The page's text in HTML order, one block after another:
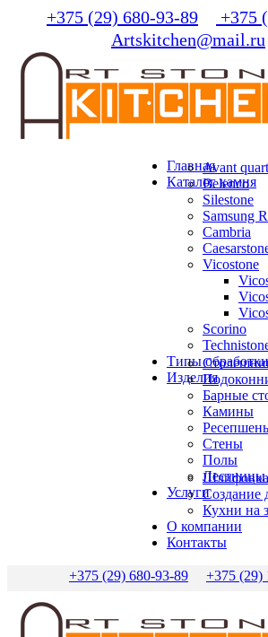
+375 (29) 680-93-89
+375
Artskitchen@mail.ru
Главная
Каталог камня
Avant
Belenco
Silestone
Samsung
Сambria
Vicostone
Scorino
Типы
Изделия
Барные
Камины
Стены
Полы
Лестницы
Услуги
Шлифовка
Создание
Кухни на
О компании
Контакты
+375 (29) 680-93-89 +375 (29)